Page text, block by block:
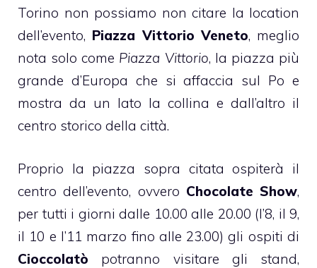
Torino non possiamo non citare la location
dell’evento, Piazza Vittorio Veneto, meglio
nota solo come Piazza Vittorio, la piazza più
grande d’Europa che si affaccia sul Po e
mostra da un lato la collina e dall’altro il
centro storico della città.
Proprio la piazza sopra citata ospiterà il
centro dell’evento, ovvero Chocolate Show,
per tutti i giorni dalle 10.00 alle 20.00 (l’8, il 9,
il 10 e l’11 marzo fino alle 23.00) gli ospiti di
Cioccolatò potranno visitare gli stand,